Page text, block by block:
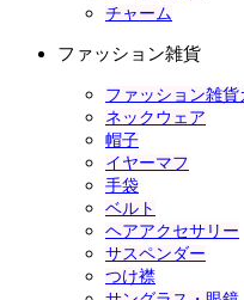
チャーム
ファッション雑貨
ファッション雑
ネックウェア
帽子
イヤーマフ
手袋
ベルト
ヘアアクセサリー
サスペンダー
つけ襟